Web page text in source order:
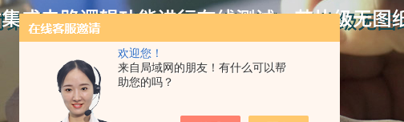
欢迎您！
来自局域网的朋友！有什么可以帮
助您的吗？